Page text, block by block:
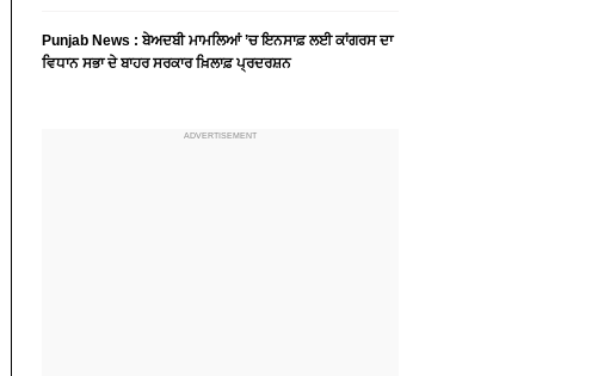
Punjab News : ਬੇਅਦਬੀ ਮਾਮਲਿਆਂ ’ਚ ਇਨਸਾਫ਼ ਲਈ ਕਾਂਗਰਸ ਦਾ
ਵਿਧਾਨ ਸਭਾ ਦੇ ਬਾਹਰ ਸਰਕਾਰ ਖ਼ਿਲਾਫ਼ ਪ੍ਰਦਰਸ਼ਨ